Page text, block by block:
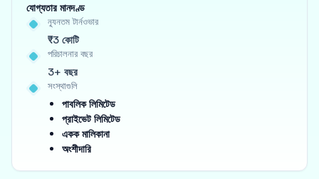
যোগ্যতার মানদণ্ড
ন্যূনতম টার্নওভার
₹3 কোটি
পরিচালনার বছর
3+ বছর
সংস্থাগুলি
পাবলিক লিমিটেড
প্রাইভেট লিমিটেড
একক মালিকানা
অংশীদারি